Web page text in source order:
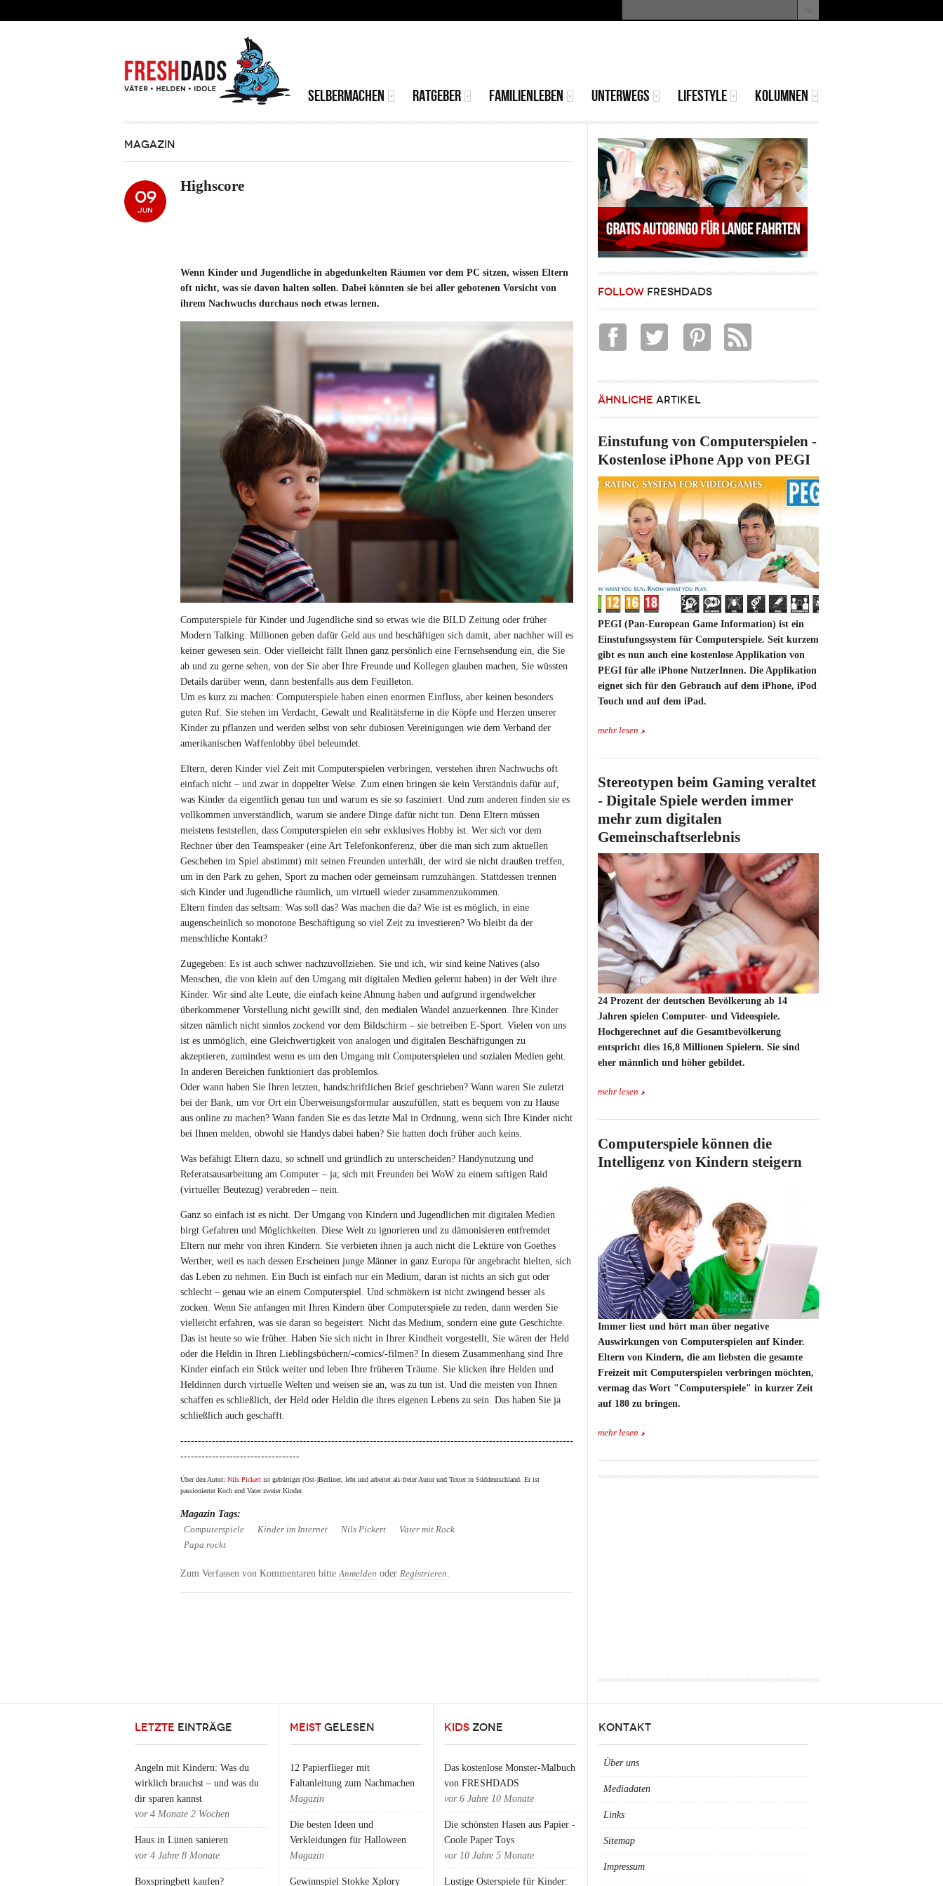
Suchformular
MAINMENU
SELBERMACHEN RATGEBER FAMILIENLEBEN UNTERWEGS LIFESTYLE KOLUMNEN
MAGAZIN
Highscore
09
JUN
Wenn Kinder und Jugendliche in abgedunkelten Räumen vor dem PC sitzen, wissen Eltern
oft nicht, was sie davon halten sollen. Dabei könnten sie bei aller gebotenen Vorsicht von
ihrem Nachwuchs durchaus noch etwas lernen.
Computerspiele für Kinder und Jugendliche sind so etwas wie die BILD Zeitung oder früher
Modern Talking. Millionen geben dafür Geld aus und beschäftigen sich damit, aber nachher will es
keiner gewesen sein. Oder vielleicht fällt Ihnen ganz persönlich eine Fernsehsendung ein, die Sie
ab und zu gerne sehen, von der Sie aber Ihre Freunde und Kollegen glauben machen, Sie wüssten
Details darüber wenn, dann bestenfalls aus dem Feuilleton.
Um es kurz zu machen: Computerspiele haben einen enormen Einfluss, aber keinen besonders
guten Ruf. Sie stehen im Verdacht, Gewalt und Realitätsferne in die Köpfe und Herzen unserer
Kinder zu pflanzen und werden selbst von sehr dubiosen Vereinigungen wie dem Verband der
amerikanischen Waffenlobby übel beleumdet.
Eltern, deren Kinder viel Zeit mit Computerspielen verbringen, verstehen ihren Nachwuchs oft
einfach nicht – und zwar in doppelter Weise. Zum einen bringen sie kein Verständnis dafür auf,
was Kinder da eigentlich genau tun und warum es sie so fasziniert. Und zum anderen finden sie es
vollkommen unverständlich, warum sie andere Dinge dafür nicht tun. Denn Eltern müssen
meistens feststellen, dass Computerspielen ein sehr exklusives Hobby ist. Wer sich vor dem
Rechner über den Teamspeaker (eine Art Telefonkonferenz, über die man sich zum aktuellen
Geschehen im Spiel abstimmt) mit seinen Freunden unterhält, der wird sie nicht draußen treffen,
um in den Park zu gehen, Sport zu machen oder gemeinsam rumzuhängen. Stattdessen trennen
sich Kinder und Jugendliche räumlich, um virtuell wieder zusammenzukommen.
Eltern finden das seltsam: Was soll das? Was machen die da? Wie ist es möglich, in eine
augenscheinlich so monotone Beschäftigung so viel Zeit zu investieren? Wo bleibt da der
menschliche Kontakt?
Zugegeben: Es ist auch schwer nachzuvollziehen. Sie und ich, wir sind keine Natives (also
Menschen, die von klein auf den Umgang mit digitalen Medien gelernt haben) in der Welt ihre
Kinder. Wir sind alte Leute, die einfach keine Ahnung haben und aufgrund irgendwelcher
überkommener Vorstellung nicht gewillt sind, den medialen Wandel anzuerkennen. Ihre Kinder
sitzen nämlich nicht sinnlos zockend vor dem Bildschirm – sie betreiben E-Sport. Vielen von uns
ist es unmöglich, eine Gleichwertigkeit von analogen und digitalen Beschäftigungen zu
akzeptieren, zumindest wenn es um den Umgang mit Computerspielen und sozialen Medien geht.
In anderen Bereichen funktioniert das problemlos.
Oder wann haben Sie Ihren letzten, handschriftlichen Brief geschrieben? Wann waren Sie zuletzt
bei der Bank, um vor Ort ein Überweisungsformular auszufüllen, statt es bequem von zu Hause
aus online zu machen? Wann fanden Sie es das letzte Mal in Ordnung, wenn sich Ihre Kinder nicht
bei Ihnen melden, obwohl sie Handys dabei haben? Sie hatten doch früher auch keins.
Was befähigt Eltern dazu, so schnell und gründlich zu unterscheiden? Handynutzung und
Referatsausarbeitung am Computer – ja; sich mit Freunden bei WoW zu einem saftigen Raid
(virtueller Beutezug) verabreden – nein.
Ganz so einfach ist es nicht. Der Umgang von Kindern und Jugendlichen mit digitalen Medien
birgt Gefahren und Möglichkeiten. Diese Welt zu ignorieren und zu dämonisieren entfremdet
Eltern nur mehr von ihren Kindern. Sie verbieten ihnen ja auch nicht die Lektüre von Goethes
Werther, weil es nach dessen Erscheinen junge Männer in ganz Europa für angebracht hielten, sich
das Leben zu nehmen. Ein Buch ist einfach nur ein Medium, daran ist nichts an sich gut oder
schlecht – genau wie an einem Computerspiel. Und schmökern ist nicht zwingend besser als
zocken. Wenn Sie anfangen mit Ihren Kindern über Computerspiele zu reden, dann werden Sie
vielleicht erfahren, was sie daran so begeistert. Nicht das Medium, sondern eine gute Geschichte.
Das ist heute so wie früher. Haben Sie sich nicht in Ihrer Kindheit vorgestellt, Sie wären der Held
oder die Heldin in Ihren Lieblingsbüchern/-comics/-filmen? In diesem Zusammenhang sind Ihre
Kinder einfach ein Stück weiter und leben Ihre früheren Träume. Sie klicken ihre Helden und
Heldinnen durch virtuelle Welten und weisen sie an, was zu tun ist. Und die meisten von Ihnen
schaffen es schließlich, der Held oder Heldin die ihres eigenen Lebens zu sein. Das haben Sie ja
schließlich auch geschafft.
----------------------------------------------------------------------------------------------------------------
----------------------------------
Über den Autor: Nils Pickert ist gebürtiger (Ost-)Berliner, lebt und arbeitet als freier Autor und Texter in Süddeutschland. Er ist
passionierter Koch und Vater zweier Kinder.
Magazin Tags:
Computerspiele Kinder im Internet Nils Pickert
Vater mit Rock
Papa rockt
Zum Verfassen von Kommentaren bitteAnmelden oder Registrieren.
FOLLOW FRESHDADS
ÄHNLICHE ARTIKEL
Einstufung von Computerspielen -
Kostenlose iPhone App von PEGI
PEGI (Pan-European Game Information) ist ein
Einstufungssystem für Computerspiele. Seit kurzem
gibt es nun auch eine kostenlose Applikation von
PEGI für alle iPhone NutzerInnen. Die Applikation
eignet sich für den Gebrauch auf dem iPhone, iPod
Touch und auf dem iPad.
mehr lesen
Stereotypen beim Gaming veraltet
- Digitale Spiele werden immer
mehr zum digitalen
Gemeinschaftserlebnis
24 Prozent der deutschen Bevölkerung ab 14
Jahren spielen Computer- und Videospiele.
Hochgerechnet auf die Gesamtbevölkerung
entspricht dies 16,8 Millionen Spielern. Sie sind
eher männlich und höher gebildet.
mehr lesen
Computerspiele können die
Intelligenz von Kindern steigern
Immer liest und hört man über negative
Auswirkungen von Computerspielen auf Kinder.
Eltern von Kindern, die am liebsten die gesamte
Freizeit mit Computerspielen verbringen möchten,
vermag das Wort "Computerspiele" in kurzer Zeit
auf 180 zu bringen.
mehr lesen
LETZTE EINTRÄGE
Angeln mit Kindern: Was du
wirklich brauchst – und was du
dir sparen kannst
vor 4 Monate 2 Wochen
Haus in Lünen sanieren
vor 4 Jahre 8 Monate
Boxspringbett kaufen?
MEIST GELESEN
12 Papierflieger mit
Faltanleitung zum Nachmachen
Magazin
Die besten Ideen und
Verkleidungen für Halloween
Magazin
Gewinnspiel Stokke Xplory
KIDS ZONE
Das kostenlose Monster-Malbuch
von FRESHDADS
vor 6 Jahre 10 Monate
Die schönsten Hasen aus Papier -
Coole Paper Toys
vor 10 Jahre 5 Monate
Lustige Osterspiele für Kinder:
KONTAKT
Über uns
Mediadaten
Links
Sitemap
Impressum